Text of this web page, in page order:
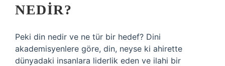
NEDIR?
Peki din nedir ve ne tür bir hedef? Dini
akademisyenlere göre, din, neyse ki ahirette
dünyadaki insanlara liderlik eden ve ilahi bir